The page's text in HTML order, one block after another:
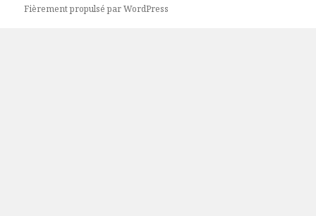
Fièrement propulsé par WordPress